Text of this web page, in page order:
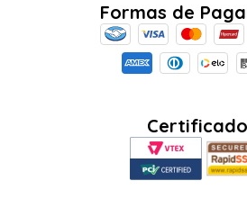
Formas de